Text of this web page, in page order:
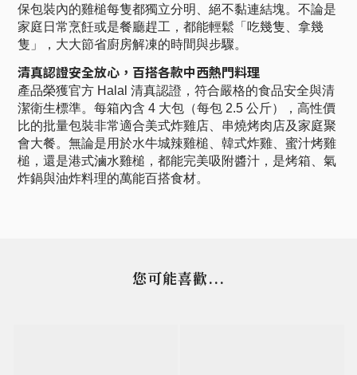
保包裝內的雞槌每隻都獨立分明、絕不黏連結塊。不論是
家庭日常烹飪或是餐廳趕工，都能輕鬆「吃幾隻、拿幾
隻」，大大節省廚房解凍的時間與步驟。
清真認證安全放心，百搭各款中西熱門料理
產品榮獲官方 Halal 清真認證，符合嚴格的食品安全與清
潔衛生標準。每箱內含 4 大包（每包 2.5 公斤），高性價
比的批量包裝非常適合美式炸雞店、串燒烤肉店及家庭聚
會大餐。無論是用於水牛城辣雞槌、韓式炸雞、蜜汁烤雞
槌，還是港式滷水雞槌，都能完美吸附醬汁，是烤箱、氣
炸鍋與油炸料理的萬能百搭食材。
您可能喜歡...